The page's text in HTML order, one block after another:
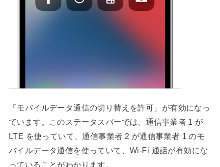
「モバイルデータ通信の切り替えを許可」が有効になっ
ています。このステータスバーでは、通信事業者 1 が
LTE を使っていて、通信事業者 2 が通信事業者 1 のモ
バイルデータ通信を使っていて、Wi-Fi 通話が有効にな
っていることがわかります。